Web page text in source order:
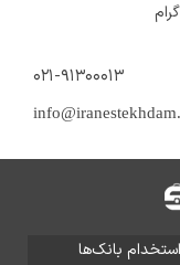
۰۲۱-۹۱۳۰۰۰۱۳
استخدام بانک‌ها